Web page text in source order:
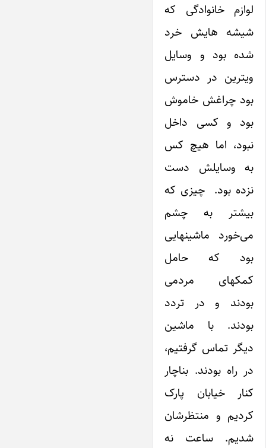
لوازم خانوادگی که
شیشه هایش خرد
شده بود و وسایل
ویترین در دسترس
بود چراغش خاموش
بود و کسی داخل
نبود، اما هیچ کس
به وسایلش دست
نزده بود. چیزی که
بیشتر به چشم
می‌خورد ماشینهایی
بود که حامل
کمکهای مردمی
بودند و در تردد
بودند. با ماشین
دیگر تماس گرفتیم،
در راه بودند. بناچار
کنار خیابان پارک
کردیم و منتظرشان
شدیم. ساعت نه